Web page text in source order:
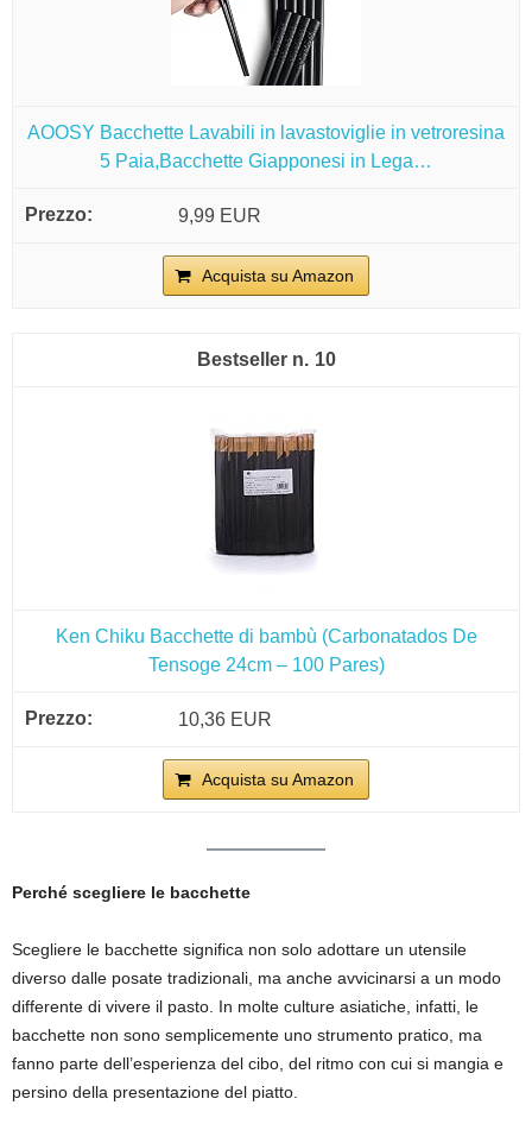
AOOSY Bacchette Lavabili in lavastoviglie in vetroresina
5 Paia,Bacchette Giapponesi in Lega…
9,99 EUR
Acquista su Amazon
10
Ken Chiku Bacchette di bambù (Carbonatados De
Tensoge 24cm – 100 Pares)
10,36 EUR
Acquista su Amazon
Perché scegliere le bacchette
Scegliere le bacchette significa non solo adottare un utensile
diverso dalle posate tradizionali, ma anche avvicinarsi a un modo
differente di vivere il pasto. In molte culture asiatiche, infatti, le
bacchette non sono semplicemente uno strumento pratico, ma
fanno parte dell’esperienza del cibo, del ritmo con cui si mangia e
persino della presentazione del piatto.